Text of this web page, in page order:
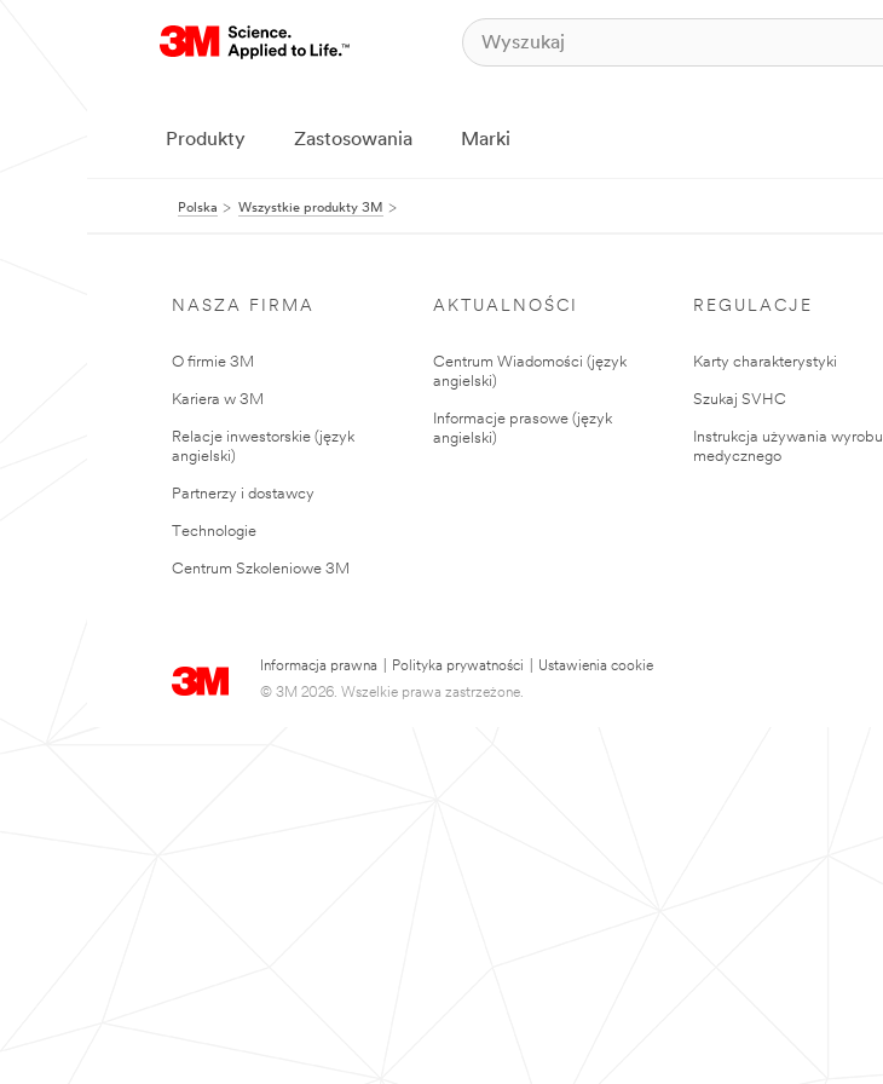
Produkty Zastosowania Marki
Polska Wszystkie produkty 3M
NASZA FIRMA
O firmie 3M
Kariera w 3M
Relacje inwestorskie (język
angielski)
Partnerzy i dostawcy
Technologie
Centrum Szkoleniowe 3M
AKTUALNOŚCI
Centrum Wiadomości (język
angielski)
Informacje prasowe (język
angielski)
REGULACJE
Karty charakterystyki
Szukaj SVHC
Instrukcja używania wyrobu
medycznego
Informacja prawna Polityka prywatności
Ustawienia cookie
© 3M 2026. Wszelkie prawa zastrzeżone.